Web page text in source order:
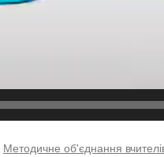
Методичне об'єднання